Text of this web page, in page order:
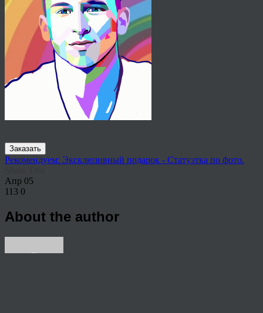
Заказать
Рекомендуем: Эксклюзивный подарок - Статуэтка по фото.
Апр 05
113 0
About the author